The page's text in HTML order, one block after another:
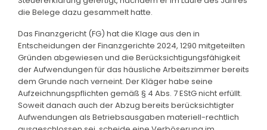
die Belege dazu gesammelt hatte.
Das Finanzgericht (FG) hat die Klage aus den in
Entscheidungen der Finanzgerichte 2024, 1290 mitgeteilten
Gründen abgewiesen und die Berücksichtigungsfähigkeit
der Aufwendungen für das häusliche Arbeitszimmer bereits
dem Grunde nach verneint. Der Kläger habe seine
Aufzeichnungspflichten gemäß § 4 Abs. 7 EStG nicht erfüllt.
Soweit danach auch der Abzug bereits berücksichtigter
Aufwendungen als Betriebsausgaben materiell-rechtlich